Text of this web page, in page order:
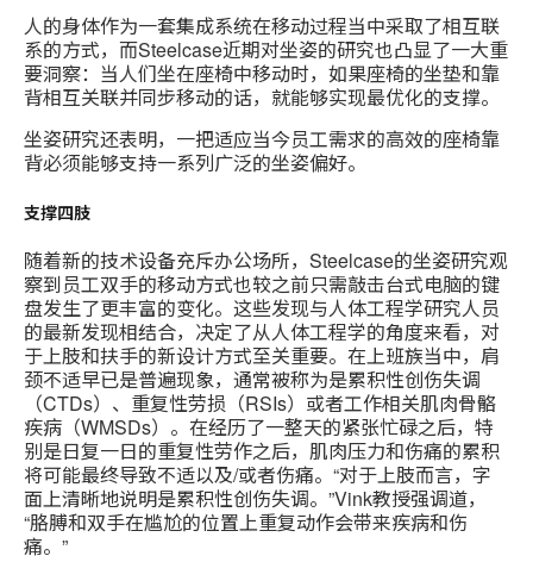
人的身体作为一套集成系统在移动过程当中采取了相互联
系的方式，而Steelcase近期对坐姿的研究也凸显了一大重
要洞察：当人们坐在座椅中移动时，如果座椅的坐垫和靠
背相互关联并同步移动的话，就能够实现最优化的支撑。
坐姿研究还表明，一把适应当今员工需求的高效的座椅靠
背必须能够支持一系列广泛的坐姿偏好。
支撑四肢
随着新的技术设备充斥办公场所，Steelcase的坐姿研究观
察到员工双手的移动方式也较之前只需敲击台式电脑的键
盘发生了更丰富的变化。这些发现与人体工程学研究人员
的最新发现相结合，决定了从人体工程学的角度来看，对
于上肢和扶手的新设计方式至关重要。在上班族当中，肩
颈不适早已是普遍现象，通常被称为是累积性创伤失调
（CTDs）、重复性劳损（RSIs）或者工作相关肌肉骨骼
疾病（WMSDs）。在经历了一整天的紧张忙碌之后，特
别是日复一日的重复性劳作之后，肌肉压力和伤痛的累积
将可能最终导致不适以及/或者伤痛。“对于上肢而言，字
面上清晰地说明是累积性创伤失调。”Vink教授强调道，
“胳膊和双手在尴尬的位置上重复动作会带来疾病和伤
痛。”